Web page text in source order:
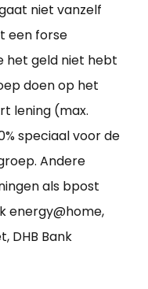
niet vanzelf
een forse
het geld niet hebt
doen op het
lening (max.
speciaal voor de
Andere
als bpost
energy@home,
DHB Bank